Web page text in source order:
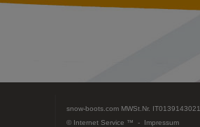
snow-boots.com MWSt.Nr.
© Internet Service ™ - Impressum